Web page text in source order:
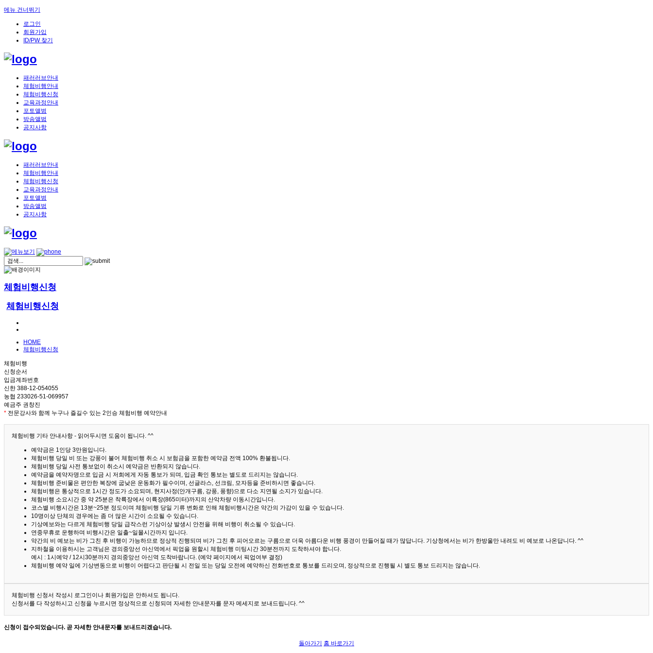
메뉴 건너뛰기
로그인
회원가입
ID/PW 찾기
패러러브안내
체험비행안내
체험비행신청
교육과정안내
포토앨범
방송앨범
공지사항
패러러브안내
체험비행안내
체험비행신청
교육과정안내
포토앨범
방송앨범
공지사항
체험비행신청
체험비행신청
HOME
체험비행신청
체험비행
신청순서
입금계좌번호
신한 388-12-054055
농협 233026-51-069957
예금주 권창진
* 전문강사와 함께 누구나 즐길수 있는 2인승 체험비행 예약안내
체험비행 기타 안내사항 - 읽어두시면 도움이 됩니다. ^^
예약금은 1인당 3만원입니다.
체험비행 당일 비 또는 강풍이 불어 체험비행 취소 시 보험금을 포함한 예약금 전액 100% 환불됩니다.
체험비행 당일 사전 통보없이 취소시 예약금은 반환되지 않습니다.
예약금을 예약자명으로 입금 시 저희에게 자동 통보가 되며, 입금 확인 통보는 별도로 드리지는 않습니다.
체험비행 준비물은 편안한 복장에 굽낮은 운동화가 필수이며, 선글라스, 선크림, 모자등을 준비하시면 좋습니다.
체험비행은 통상적으로 1시간 정도가 소요되며, 현지사정(안개구름, 강풍, 풍향)으로 다소 지연될 소지가 있습니다.
체험비행 소요시간 중 약 25분은 착륙장에서 이륙장(865미터)까지의 산악차량 이동시간입니다.
코스별 비행시간은 13분~25분 정도이며 체험비행 당일 기류 변화로 인해 체험비행시간은 약간의 가감이 있을 수 있습니다.
10명이상 단체의 경우에는 좀 더 많은 시간이 소요될 수 있습니다.
기상예보와는 다르게 체험비행 당일 급작스런 기상이상 발생시 안전을 위해 비행이 취소될 수 있습니다.
연중무휴로 운행하며 비행시간은 일출~일몰시간까지 입니다.
약간의 비 예보는 비가 그친 후 비행이 가능하므로 정상적 진행되며 비가 그친 후 피어오르는 구름으로 더욱 아름다운 비행 풍경이 만들어질 때가 많답니다. 기상청에서는 비가 한방울만 내려도 비 예보로 나온답니다. ^^
지하철을 이용하시는 고객님은 경의중앙선 아신역에서 픽업을 원할시 체험비행 미팅시간 30분전까지 도착하셔야 합니다.
예시 : 1시예약 / 12시30분까지 경의중앙선 아신역 도착바랍니다. (예약 페이지에서 픽업여부 결정)
체험비행 예약 일에 기상변동으로 비행이 어렵다고 판단될 시 전일 또는 당일 오전에 예약하신 전화번호로 통보를 드리오며, 정상적으로 진행될 시 별도 통보 드리지는 않습니다.
체험비행 신청서 작성시 로그인이나 회원가입은 안하셔도 됩니다.
신청서를 다 작성하시고 신청을 누르시면 정상적으로 신청되며 자세한 안내문자를 문자 메세지로 보내드립니다. ^^
신청이 접수되었습니다. 곧 자세한 안내문자를 보내드리겠습니다.
돌아가기 홈 바로가기